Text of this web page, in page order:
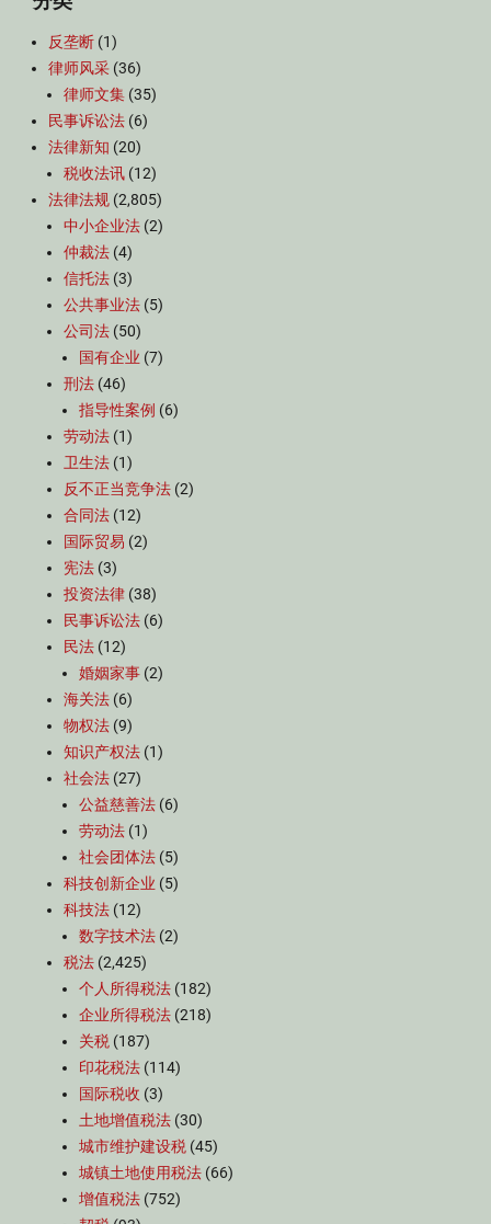
反垄断 (1)
律师风采 (36)
律师文集 (35)
民事诉讼法 (6)
法律新知 (20)
税收法讯 (12)
法律法规 (2,805)
中小企业法 (2)
仲裁法 (4)
信托法 (3)
公共事业法 (5)
公司法 (50)
国有企业 (7)
刑法 (46)
指导性案例 (6)
劳动法 (1)
卫生法 (1)
反不正当竞争法 (2)
合同法 (12)
国际贸易 (2)
宪法 (3)
投资法律 (38)
民事诉讼法 (6)
民法 (12)
婚姻家事 (2)
海关法 (6)
物权法 (9)
知识产权法 (1)
社会法 (27)
公益慈善法 (6)
劳动法 (1)
社会团体法 (5)
科技创新企业 (5)
科技法 (12)
数字技术法 (2)
税法 (2,425)
个人所得税法 (182)
企业所得税法 (218)
关税 (187)
印花税法 (114)
国际税收 (3)
土地增值税法 (30)
城市维护建设税 (45)
城镇土地使用税法 (66)
增值税法 (752)